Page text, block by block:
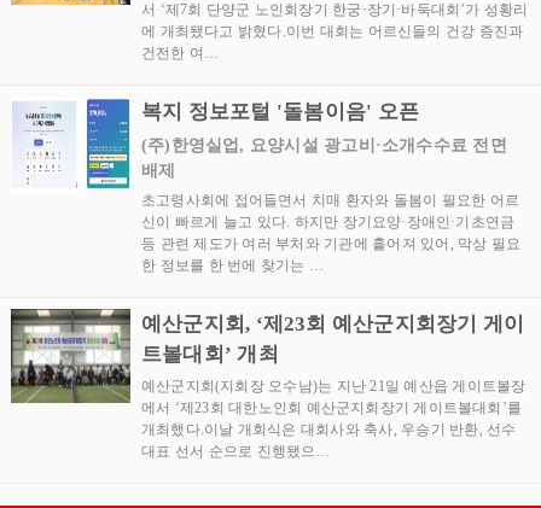
서 ‘제7회 단양군 노인회장기 한궁·장기·바둑대회’가 성황리
에 개최됐다고 밝혔다.이번 대회는 어르신들의 건강 증진과
건전한 여…
복지 정보포털 '돌봄이음' 오픈
(주)한영실업, 요양시설 광고비·소개수수료 전면
배제
초고령사회에 접어들면서 치매 환자와 돌봄이 필요한 어르
신이 빠르게 늘고 있다. 하지만 장기요양·장애인·기초연금
등 관련 제도가 여러 부처와 기관에 흩어져 있어, 막상 필요
한 정보를 한 번에 찾기는 …
예산군지회, ‘제23회 예산군지회장기 게이
트볼대회’ 개최
예산군지회(지회장 오수남)는 지난 21일 예산읍 게이트볼장
에서 ‘제23회 대한노인회 예산군지회장기 게이트볼대회’를
개최했다.이날 개회식은 대회사와 축사, 우승기 반환, 선수
대표 선서 순으로 진행됐으…